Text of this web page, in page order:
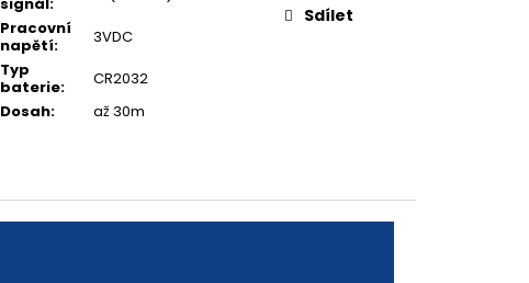
Pracovní
napětí:
3VDC
Typ
baterie:
CR2032
Dosah: až 30m
Sdílet